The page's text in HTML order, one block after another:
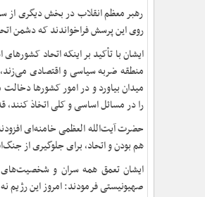
رهبر معظم انقلاب در بخش دیگری از
روی این پرسش فراخواندند که دشمن
ایشان با تأکید بر اینکه اتحاد
منطقه ضربه سیاسی و اقتصادی
میدان بیاورد و در امور کشورها
را در مسائل اساسی و کلی اتخاذ
حضرت آیت‌الله العظمی خامنه‌ای
هم بودن و اتحاد، برای جلوگیری از
ایشان تعمق همه سران و شخصیت‌های
صهیونیستی فرمودند: امروز این رژیم